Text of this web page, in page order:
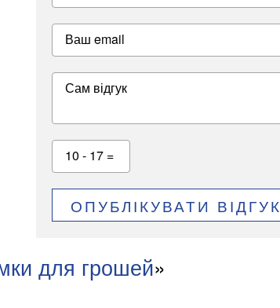
Ваш email
Сам відгук
10 - 17 =
ОПУБЛІКУВАТИ ВІДГУК
для грошей»